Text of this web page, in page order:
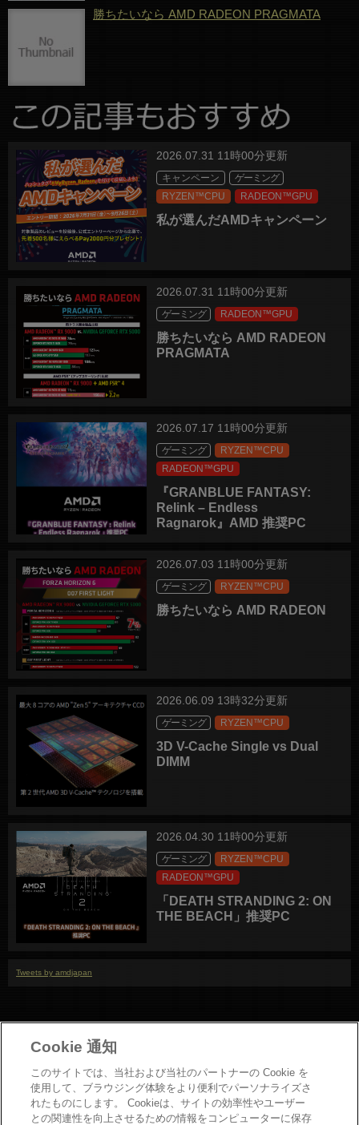
勝ちたいなら AMD RADEON PRAGMATA
2026.07.31 11時00分更新
キャンペーン
ゲーミング
RYZEN™CPU
RADEON™GPU
私が選んだAMDキャンペーン
2026.07.31 11時00分更新
ゲーミング RADEON™GPU
勝ちたいなら AMD RADEON
PRAGMATA
2026.07.17 11時00分更新
ゲーミング
RYZEN™CPU
RADEON™GPU
『GRANBLUE FANTASY:
Relink – Endless
Ragnarok』AMD 推奨PC
2026.07.03 11時00分更新
ゲーミング RYZEN™CPU
勝ちたいなら AMD RADEON
2026.06.09 13時32分更新
ゲーミング RYZEN™CPU
3D V-Cache Single vs Dual
DIMM
2026.04.30 11時00分更新
ゲーミング
RYZEN™CPU
RADEON™GPU
「DEATH STRANDING 2: ON
THE BEACH」推奨PC
Tweets by amdjapan
Cookie 通知
このサイトでは、当社および当社のパートナーの Cookie を
使用して、ブラウジング体験をより便利でパーソナライズさ
れたものにします。 Cookieは、サイトの効率性やユーザー
との関連性を向上させるための情報をコンピューターに保存